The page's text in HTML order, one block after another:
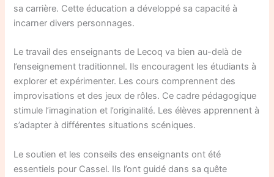
sa carrière. Cette éducation a développé sa capacité à
incarner divers personnages.
Le travail des enseignants de Lecoq va bien au-delà de
l’enseignement traditionnel. Ils encouragent les étudiants à
explorer et expérimenter. Les cours comprennent des
improvisations et des jeux de rôles. Ce cadre pédagogique
stimule l’imagination et l’originalité. Les élèves apprennent à
s’adapter à différentes situations scéniques.
Le soutien et les conseils des enseignants ont été
essentiels pour Cassel. Ils l’ont guidé dans sa quête